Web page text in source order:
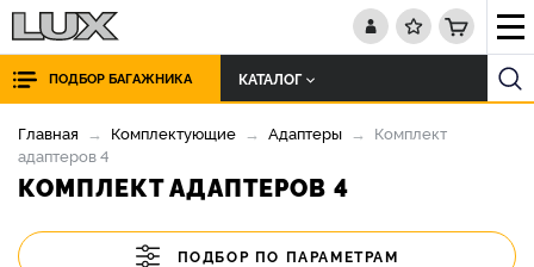
ПОДБОР БАГАЖНИКА КАТАЛОГ
Главная Комплектующие Адаптеры
Комплект
адаптеров 4
КОМПЛЕКТ АДАПТЕРОВ 4
ПОДБОР ПО ПАРАМЕТРАМ